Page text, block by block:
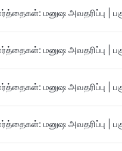
மனுஷ அவதரிப்பு |
மனுஷ அவதரிப்பு |
மனுஷ அவதரிப்பு |
மனுஷ அவதரிப்பு |